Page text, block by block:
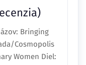
Bringing
Cosmopolis
Women Diel: